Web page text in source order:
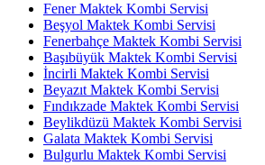
Fener Maktek Kombi Servisi
Beşyol Maktek Kombi Servisi
Fenerbahçe Maktek Kombi Servisi
Başıbüyük Maktek Kombi Servisi
İncirli Maktek Kombi Servisi
Beyazıt Maktek Kombi Servisi
Fındıkzade Maktek Kombi Servisi
Beylikdüzü Maktek Kombi Servisi
Galata Maktek Kombi Servisi
Bulgurlu Maktek Kombi Servisi